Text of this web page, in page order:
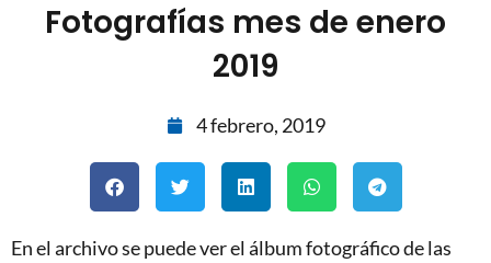
Fotografías mes de enero
2019
4 febrero, 2019
En el archivo se puede ver el álbum fotográfico de las